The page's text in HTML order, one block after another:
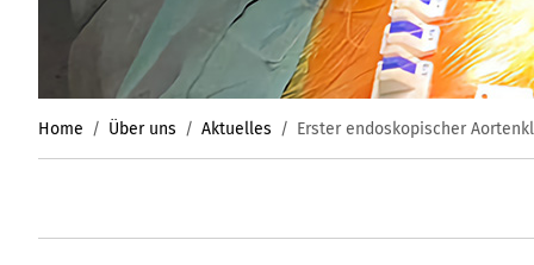
Home Über uns Aktuelles Erster endoskopischer